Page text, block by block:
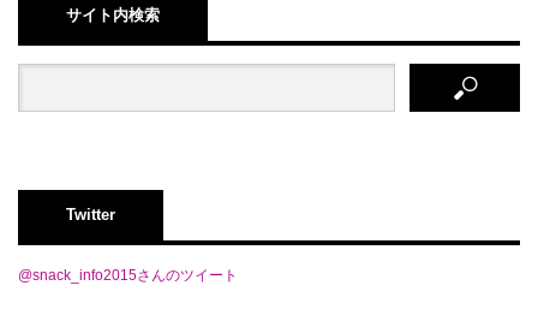
サイト内検索
Twitter
@snack_info2015さんのツイート